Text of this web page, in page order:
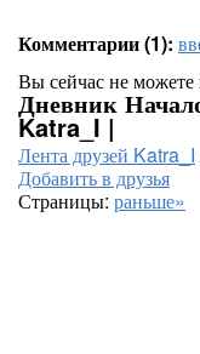
Комментарии (1):
Вы сейчас не можете
Дневник
Katra_I |
Лента друзей Katra_I
Добавить в друзья
Страницы: раньше»